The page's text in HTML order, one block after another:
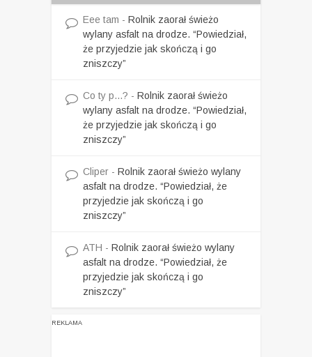
Eee tam - Rolnik zaorał świeżo
wylany asfalt na drodze. “Powiedział,
że przyjedzie jak skończą i go
zniszczy”
Co ty p...? - Rolnik zaorał świeżo
wylany asfalt na drodze. “Powiedział,
że przyjedzie jak skończą i go
zniszczy”
Cliper - Rolnik zaorał świeżo wylany
asfalt na drodze. “Powiedział, że
przyjedzie jak skończą i go
zniszczy”
ATH - Rolnik zaorał świeżo wylany
asfalt na drodze. “Powiedział, że
przyjedzie jak skończą i go
zniszczy”
REKLAMA